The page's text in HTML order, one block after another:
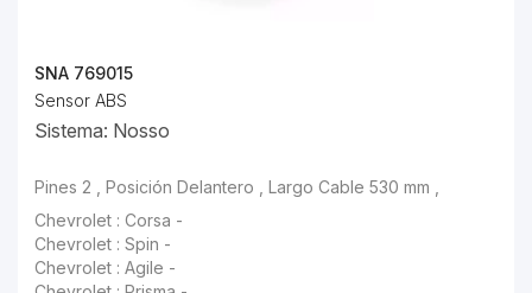
SNA 769015
Sensor ABS
Sistema: Nosso
Pines 2 , Posición Delantero , Largo Cable 530 mm ,
Chevrolet : Corsa -
Chevrolet : Spin -
Chevrolet : Agile -